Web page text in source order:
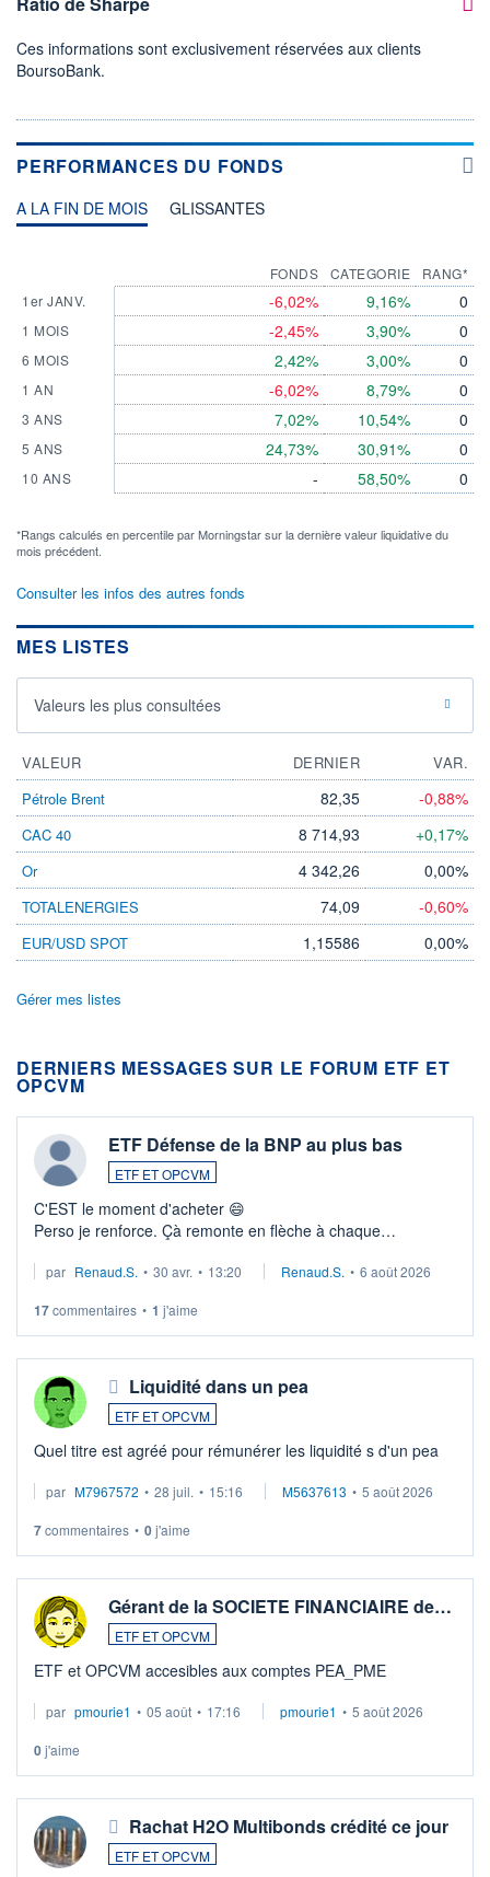
Ces informations sont exclusivement réservées aux clients
BoursoBank.
PERFORMANCES DU FONDS
A LA FIN DE MOIS GLISSANTES
1er JANV.
1 MOIS
6 MOIS
1 AN
3 ANS
5 ANS
10 ANS
FONDS
-6,02%
-2,45%
2,42%
-6,02%
7,02%
24,73%
-
CATEGORIE
9,16%
3,90%
3,00%
8,79%
10,54%
30,91%
58,50%
RANG*
0
0
0
0
0
0
0
*Rangs calculés en percentile par Morningstar sur la dernière valeur liquidative du
mois précédent.
Consulter les infos des autres fonds
MES LISTES
Valeurs les plus consultées
VALEUR DERNIER
VAR.
Pétrole Brent
82,35 -0,88%
CAC 40 8 714,93 +0,17%
Or 4 342,26 0,00%
TOTALENERGIES 74,09 -0,60%
EUR/USD SPOT 1,15586 0,00%
Gérer mes listes
DERNIERS MESSAGES SUR LE FORUM ETF ET
OPCVM
ETF Défense de la BNP au plus bas
ETF ET OPCVM
C'EST le moment d'acheter 😄​
Perso je renforce. Çà remonte en flèche à chaque
Investissement long terme tip top pour sa retraite.
par Renaud.S. • 30 avr. • 13:20 Renaud.S. • 6 août 2026
17commentaires • 1 j'aime
Liquidité dans un pea
ETF ET OPCVM
Quel titre est agréé pour rémunérer les liquidité s d'un pea
par M7967572 • 28 juil. • 15:16 M5637613 • 5 août 2026
7commentaires • 0j'aime
Gérant de la SOCIETE FINANCIAIRE de…
ETF ET OPCVM
ETF et OPCVM accesibles aux comptes PEA_PME
par pmourie1 • 05 août • 17:16 pmourie1 • 5 août 2026
0j'aime
Rachat H2O Multibonds crédité ce jour
ETF ET OPCVM